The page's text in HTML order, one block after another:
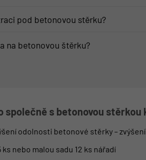
pod betonovou stěrku?
na betonovou štěrku?
společně s betonovou stěrkou
odolnosti betonové stěrky –
nebo malou sadu 12 ks nářadí